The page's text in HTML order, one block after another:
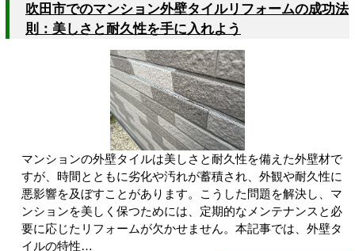
吹田市でのマンション外壁タイルリフォームの成功法
則：美しさと耐久性を手に入れよう
マンションの外壁タイルは美しさと耐久性を備えた外壁材で
すが、時間とともに劣化や汚れが蓄積され、外観や耐久性に
悪影響を及ぼすことがあります。こうした問題を解決し、マ
ンションを美しく保つためには、定期的なメンテナンスと必
要に応じたリフォームが欠かせません。本記事では、外壁タ
イルの特性…